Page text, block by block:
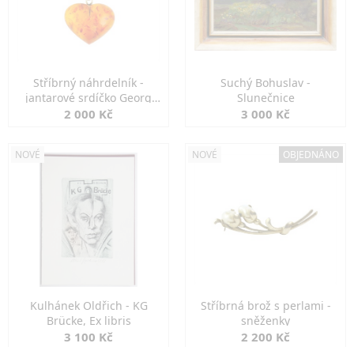
Stříbrný náhrdelník -
jantarové srdíčko Georg
Kramer
2 000 Kč
Suchý Bohuslav -
Slunečnice
3 000 Kč
NOVÉ
Kulhánek Oldřich - KG
Brücke, Ex libris
3 100 Kč
NOVÉ OBJEDNÁNO
Stříbrná brož s perlami -
sněženky
2 200 Kč